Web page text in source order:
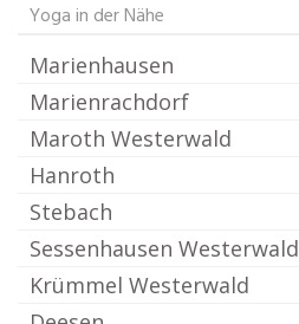
Yoga in der Nähe
Marienhausen
Marienrachdorf
Maroth Westerwald
Hanroth
Stebach
Sessenhausen Westerwald
Krümmel Westerwald